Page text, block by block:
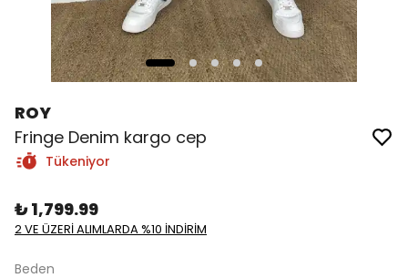
ROY
Fringe Denim kargo cep
Tükeniyor
₺ 1,799.99
2 VE ÜZERİ ALIMLARDA %10 İNDİRİM
Beden